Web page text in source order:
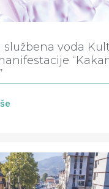
službena voda